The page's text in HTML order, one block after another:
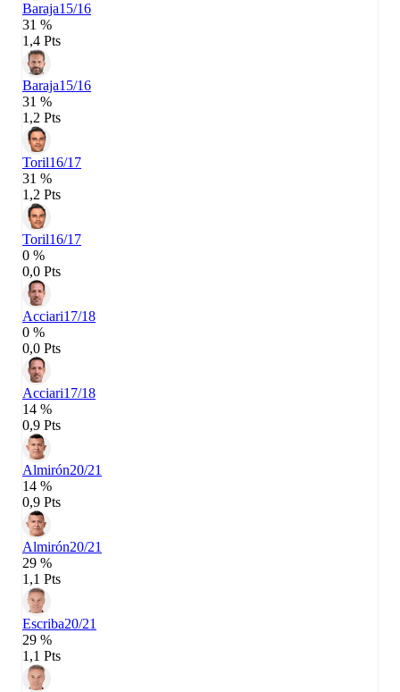
Baraja15/16
31 %
1,4 Pts
Baraja15/16
31 %
1,2 Pts
Toril16/17
31 %
1,2 Pts
Toril16/17
0 %
0,0 Pts
Acciari17/18
0 %
0,0 Pts
Acciari17/18
14 %
0,9 Pts
Almirón20/21
14 %
0,9 Pts
Almirón20/21
29 %
1,1 Pts
Escriba20/21
29 %
1,1 Pts